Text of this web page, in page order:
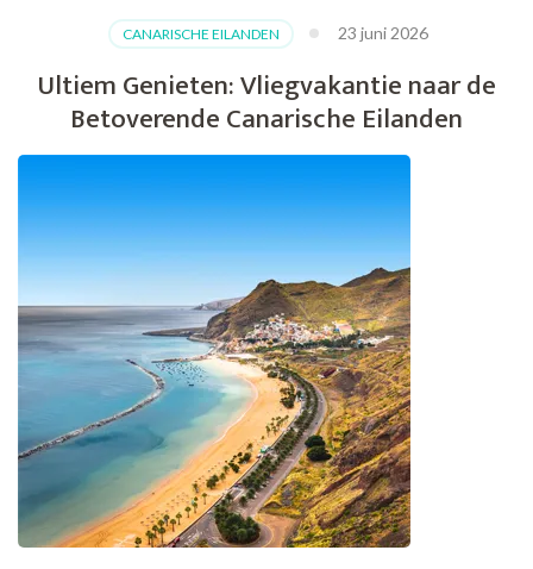
CANARISCHE EILANDEN 23 juni 2026
Ultiem Genieten: Vliegvakantie naar de
Betoverende Canarische Eilanden